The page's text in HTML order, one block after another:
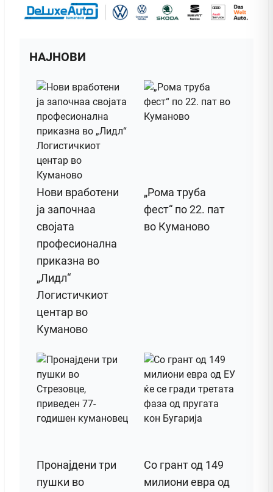
НАЈНОВИ
Нови вработени
ја започнаа
својата
професионална
приказна во
„Лидл“
Логистичкиот
центар во
Куманово
„Рома труба
фест“ по 22. пат
во Куманово
Пронајдени три
пушки во
Со грант од 149
милиони евра од